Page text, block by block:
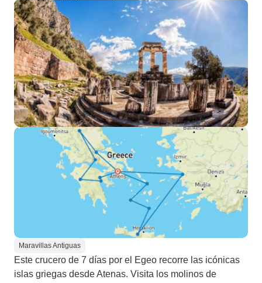
Maravillas Antiguas
Este crucero de 7 días por el Egeo recorre las icónicas
islas griegas desde Atenas. Visita los molinos de